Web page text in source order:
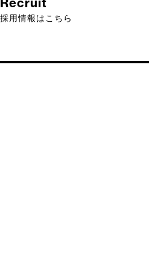
採用情報はこちら